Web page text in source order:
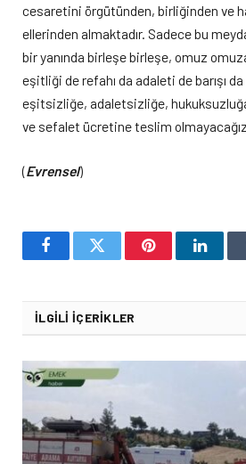
cesaretini örgütünden, birliğinden ve
ellerinden almaktadır. Sadece bu
bir yanında birleşe birleşe, omuz
eşitliği de refahı da adaleti de barışı
eşitsizliğe, adaletsizliğe,
ve sefalet ücretine teslim
(Evrensel)
FacebookTwitter Pinterest
İLGILI İÇERIKLER